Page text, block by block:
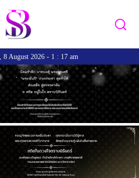
8 August 2026 - 1 : 17 am